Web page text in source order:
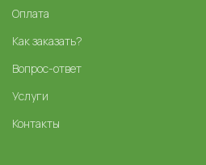
Оплата
Как заказать?
Вопрос-ответ
Услуги
Контакты